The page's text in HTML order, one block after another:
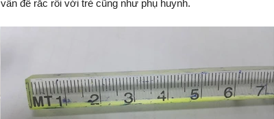
vấn đề rắc rối với trẻ cũng như phụ huynh.